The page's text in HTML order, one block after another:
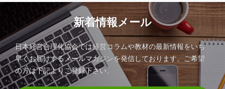
新着情報メール
日本経営合理化協会では経営コラムや教材の最新情報をいち
早くお届けするメールマガジンを発信しております。ご希望
の方は下記よりご登録下さい。